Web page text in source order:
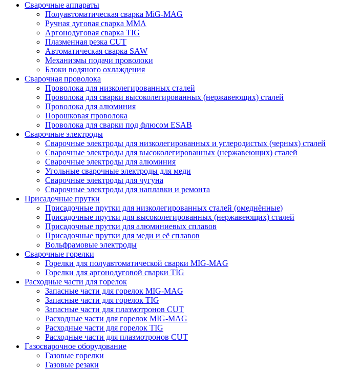
Сварочные аппараты
Полуавтоматическая сварка MiG-MAG
Ручная дуговая сварка MMA
Аргонодуговая сварка TIG
Плазменная резка CUT
Автоматическая сварка SAW
Механизмы подачи проволоки
Блоки водяного охлаждения
Сварочная проволока
Проволока для низколегированных сталей
Проволока для сварки высоколегированных (нержавеющих) сталей
Проволока для алюминия
Порошковая проволока
Проволока для сварки под флюсом ESAB
Сварочные электроды
Сварочные электроды для низколегированных и углеродистых (черных) сталей
Сварочные электроды для высоколегированных (нержавеющих) сталей
Сварочные электроды для алюминия
Угольные сварочные электроды для меди
Сварочные электроды для чугуна
Сварочные электроды для наплавки и ремонта
Присадочные прутки
Присадочные прутки для низколегированных сталей (омеднённые)
Присадочные прутки для высоколегированных (нержавеющих) сталей
Присадочные прутки для алюминиевых сплавов
Присадочные прутки для меди и её сплавов
Вольфрамовые электроды
Сварочные горелки
Горелки для полуавтоматической сварки MIG-MAG
Горелки для аргонодуговой сварки TIG
Расходные части для горелок
Запасные части для горелок MIG-MAG
Запасные части для горелок TIG
Запасные части для плазмотронов CUT
Расходные части для горелок MIG-MAG
Расходные части для горелок TIG
Расходные части для плазмотронов CUT
Газосварочное оборудование
Газовые горелки
Газовые резаки